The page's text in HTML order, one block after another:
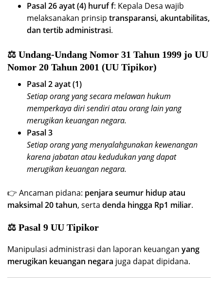
Pasal 26 ayat (4) huruf f: Kepala Desa wajib
melaksanakan prinsip transparansi, akuntabilitas,
dan tertib administrasi.
⚖️ Undang-Undang Nomor 31 Tahun 1999 jo UU
Nomor 20 Tahun 2001 (UU Tipikor)
Pasal 2 ayat (1)
Setiap orang yang secara melawan hukum
memperkaya diri sendiri atau orang lain yang
merugikan keuangan negara.
Pasal 3
Setiap orang yang menyalahgunakan kewenangan
karena jabatan atau kedudukan yang dapat
merugikan keuangan negara.
👉 Ancaman pidana: penjara seumur hidup atau
maksimal 20 tahun, serta denda hingga Rp1 miliar.
⚖️ Pasal 9 UU Tipikor
Manipulasi administrasi dan laporan keuangan yang
merugikan keuangan negara juga dapat dipidana.